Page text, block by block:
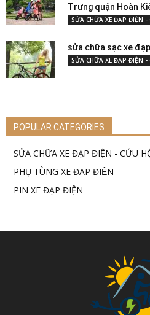
Trưng quận Hoàn
SỬA CHỮA XE ĐẠP ĐIỆN -
sửa chữa sạc xe
SỬA CHỮA XE ĐẠP ĐIỆN -
POPULAR CATEGORIES
SỬA CHỮA XE ĐẠP ĐIỆN - CỨU
PHỤ TÙNG XE ĐẠP ĐIỆN
PIN XE ĐẠP ĐIỆN